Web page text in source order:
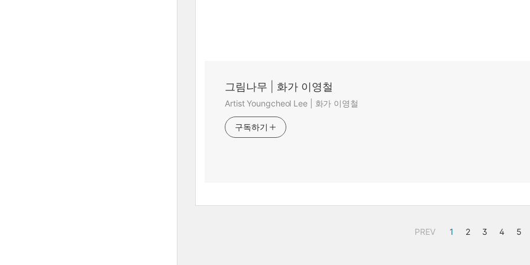
그림나무 | 화가 이영철
Artist Youngcheol Lee | 화가 이영철
구독하기
PREV 1 2 3 4 5